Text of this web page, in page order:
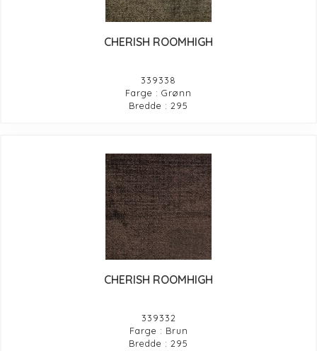
CHERISH ROOMHIGH
339338
Farge : Grønn
Bredde : 295
CHERISH ROOMHIGH
339332
Farge : Brun
Bredde : 295